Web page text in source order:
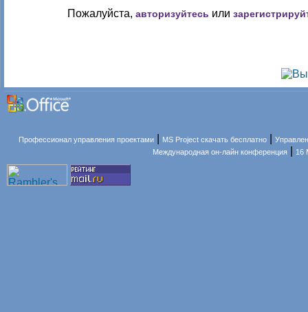
Пожалуйста, авторизуйтесь или
Профессионал управления проектами MS Project скачать бесплатно |
Международная он-лайн конференция
16